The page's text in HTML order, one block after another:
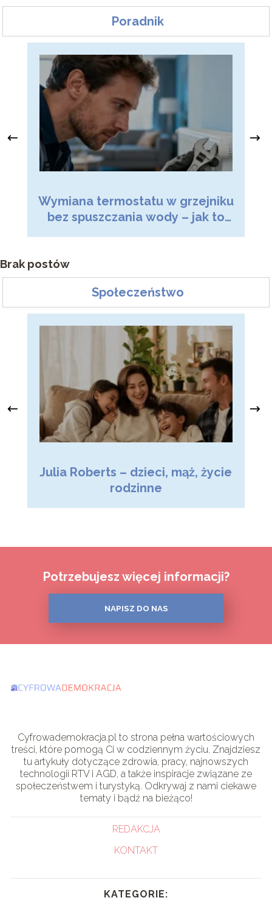
Poradnik
Wymiana termostatu w grzejniku
bez spuszczania wody – jak to
Brak postów
Społeczeństwo
Julia Roberts – dzieci, mąż, życie
rodzinne
Potrzebujesz więcej informacji?
NAPISZ DO NAS
Cyfrowademokracja.pl to strona pełna wartościowych
treści, które pomogą Ci w codziennym życiu. Znajdziesz
tu artykuły dotyczące zdrowia, pracy, najnowszych
technologii RTV i AGD, a także inspiracje związane ze
społeczeństwem i turystyką. Odkrywaj z nami ciekawe
tematy i bądź na bieżąco!
REDAKCJA
KONTAKT
KATEGORIE: